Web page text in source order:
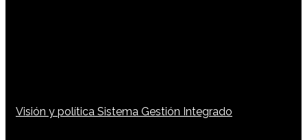
Visión y política Sistema Gestión Integrado